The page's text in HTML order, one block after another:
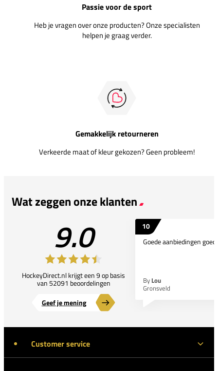
Passie voor de sport
Heb je vragen over onze producten? Onze specialisten
helpen je graag verder.
Gemakkelijk retourneren
Verkeerde maat of kleur gekozen? Geen probleem!
Wat zeggen onze klanten
9.0
HockeyDirect.nl krijgt een 9 op basis
van 52091 beoordelingen
Geef je mening
10
Goede aanbiedingen
By Lou
Gronsveld
Customer service